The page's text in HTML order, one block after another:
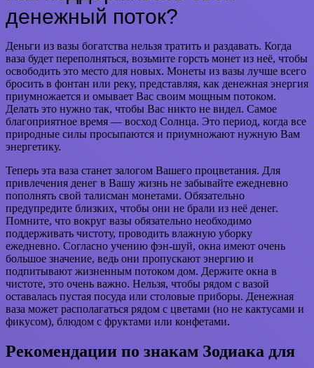
денежный поток?
Деньги из вазы богатства нельзя тратить и раздавать. Когда
ваза будет переполняться, возьмите горсть монет из неё, чтобы
освободить это место для новых. Монеты из вазы лучше всего
бросить в фонтан или реку, представляя, как денежная энергия
приумножается и омывает Вас своим мощным потоком.
Делать это нужно так, чтобы Вас никто не видел. Самое
благоприятное время — восход Солнца. Это период, когда все
природные силы просыпаются и приумножают нужную Вам
энергетику.
Теперь эта ваза станет залогом Вашего процветания. Для
привлечения денег в Вашу жизнь не забывайте ежедневно
пополнять свой талисман монетами. Обязательно
предупредите близких, чтобы они не брали из неё денег.
Помните, что вокруг вазы обязательно необходимо
поддерживать чистоту, проводить влажную уборку
ежедневно. Согласно учению фэн-шуй, окна имеют очень
большое значение, ведь они пропускают энергию и
подпитывают жизненным потоком дом. Держите окна в
чистоте, это очень важно. Нельзя, чтобы рядом с вазой
оставалась пустая посуда или столовые приборы. Денежная
ваза может располагаться рядом с цветами (но не кактусами и
фикусом), блюдом с фруктами или конфетами.
Рекомендации по знакам Зодиака для